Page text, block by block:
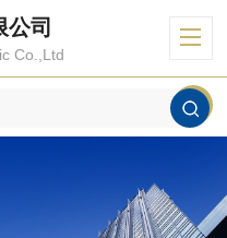
公司
Co.,Ltd